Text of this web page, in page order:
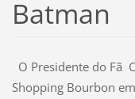
Batman
O Presidente do Fã
Shopping Bourbon